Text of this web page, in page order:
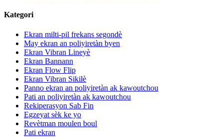
Kategori
Ekran milti-pil frekans segondè
May ekran an poliyiretàn byen
Ekran Vibran Lineyè
Ekran Bannann
Ekran Flow Flip
Ekran Vibran Sikilè
Panno ekran an poliyiretàn ak kawoutchou
Pati an poliyiretàn ak kawoutchou
Rekiperasyon Sab Fin
Egzeyat sèk ke yo
Revètman moulen boul
Pati ekran